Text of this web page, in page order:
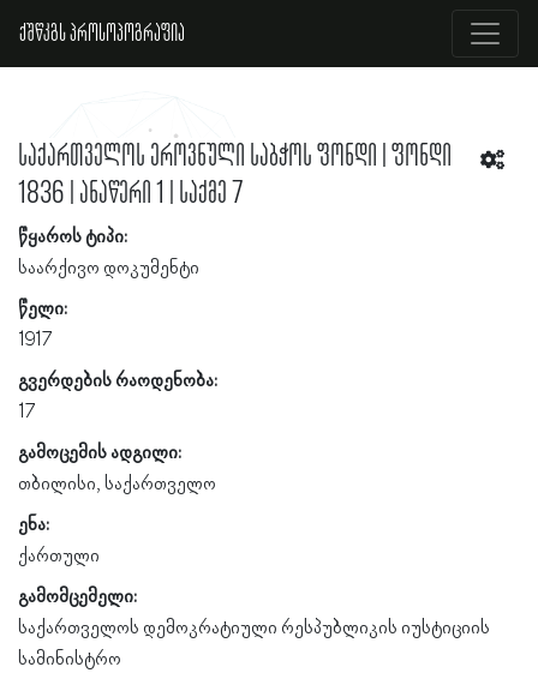
ქშწკგს პროსოპოგრაფია
საქართველოს ეროვნული საბჭოს ფონდი | ფონდი
1836 | ანაწერი 1 | საქმე 7
წყაროს ტიპი:
საარქივო დოკუმენტი
წელი:
1917
გვერდების რაოდენობა:
17
გამოცემის ადგილი:
თბილისი, საქართველო
ენა:
ქართული
გამომცემელი:
საქართველოს დემოკრატიული რესპუბლიკის იუსტიციის
სამინისტრო